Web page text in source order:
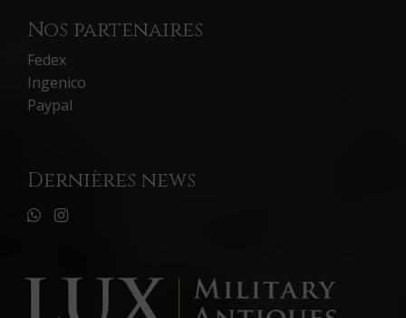
Nos partenaires
Fedex
Ingenico
Paypal
Dernières news